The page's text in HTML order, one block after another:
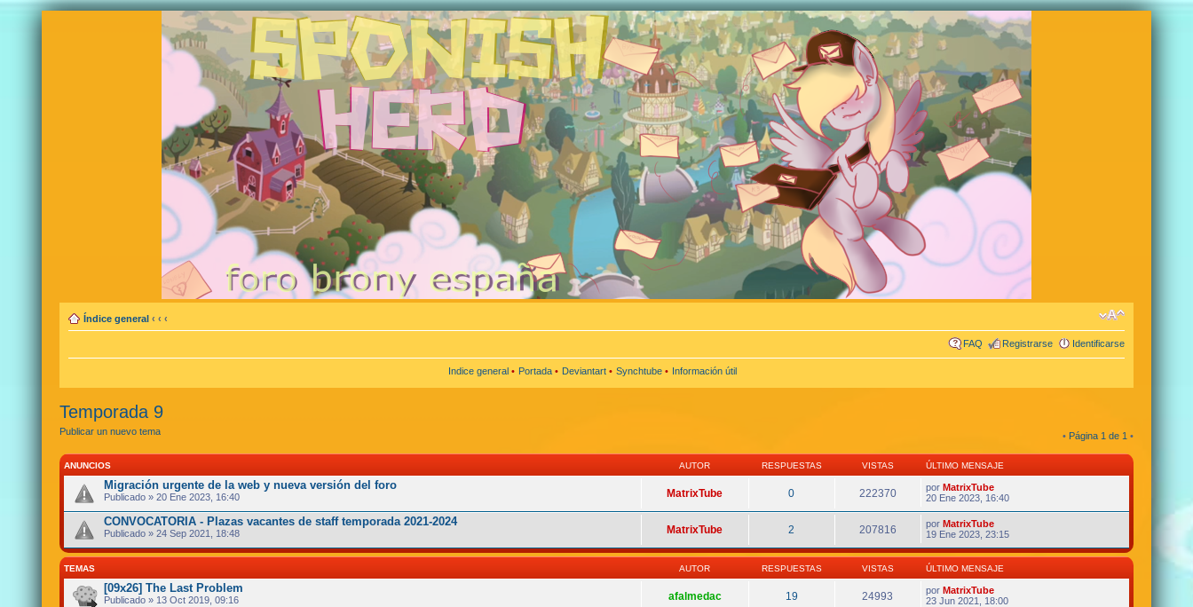
Índice general ‹ ‹ ‹
FAQ Registrarse Identificarse
Indice general • Portada • Deviantart • Synchtube • Información útil
Temporada 9
Publicar un nuevo tema • Página 1 de 1 •
ANUNCIOS AUTOR RESPUESTAS VISTAS ÚLTIMO MENSAJE
Migración urgente de la web y nueva versión del foro
Publicado » 20 Ene 2023, 16:40 MatrixTube 0 222370 por MatrixTube
20 Ene 2023, 16:40
CONVOCATORIA - Plazas vacantes de staff temporada 2021-2024
Publicado » 24 Sep 2021, 18:48 MatrixTube 2 207816 por MatrixTube
19 Ene 2023, 23:15
TEMAS AUTOR RESPUESTAS VISTAS ÚLTIMO MENSAJE
[09x26] The Last Problem
Publicado » 13 Oct 2019, 09:16 afalmedac 19 24993 por MatrixTube
23 Jun 2021, 18:00